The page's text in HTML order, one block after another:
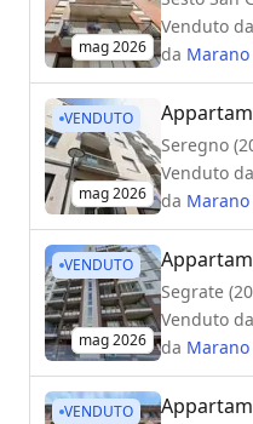
mag 2026
Venduto da
da Marano
VENDUTO
mag 2026
Seregno
Venduto da
da Marano
VENDUTO
mag 2026
Segrate
Venduto da
da Marano
VENDUTO